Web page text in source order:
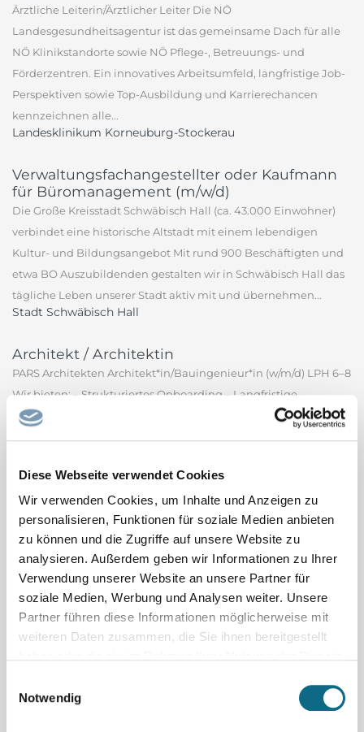
Diese Webseite verwendet Cookies
Wir verwenden Cookies, um Inhalte und Anzeigen zu
personalisieren, Funktionen für soziale Medien anbieten
zu können und die Zugriffe auf unsere Website zu
analysieren. Außerdem geben wir Informationen zu Ihrer
Verwendung unserer Website an unsere Partner für
soziale Medien, Werbung und Analysen weiter. Unsere
Partner führen diese Informationen möglicherweise mit
weiteren Daten zusammen, die Sie ihnen bereitgestellt
Notwendig
Ärztliche Leiterin/Ärztlicher Leiter Die NÖ
Landesgesundheitsagentur ist das gemeinsame Dach für alle
NÖ Klinikstandorte sowie NÖ Pflege-, Betreuungs- und
Förderzentren. Ein innovatives Arbeitsumfeld, langfristige Job-
Perspektiven sowie Top-Ausbildung und Karrierechancen
kennzeichnen alle...
Landesklinikum Korneuburg-Stockerau
Verwaltungsfachangestellter oder Kaufmann
für Büromanagement (m/w/d)
Die Große Kreisstadt Schwäbisch Hall (ca. 43.000 Einwohner)
verbindet eine historische Altstadt mit einem lebendigen
Kultur- und Bildungsangebot Mit rund 900 Beschäftigten und
etwa BO Auszubildenden gestalten wir in Schwäbisch Hall das
tägliche Leben unserer Stadt aktiv mit und übernehmen...
Stadt Schwäbisch Hall
Architekt / Architektin
PARS Architekten Architekt*in/Bauingenieur*in (w/m/d) LPH 6–8
Wir bieten: – Strukturiertes Onboarding – Langfristige
Perspektive – Stärkung deiner Kompetenzen –
Aufgaben & Perspektiven: – Der Bau...
PARS Architekten GmbH
Spitalfacharzt / Spitalfachärztin Pädiatrie
Oberarzt oder Spitalfacharzt (m/w/d) 60 - 100% (Psychiatrie oder
Pädiatrie) Heilpädagogisch-Psychiatrische Fachstelle (HPF)
Bereich Kinder und Jugend mit Störung der intellektuellen
Entwicklung, Klinik Luzern Per 1. November 2026 oder nach
Vereinbarung Ihre Aufgaben - Ambulante Tätigkeit im...
Co-Chefarzt / Chefärztin mit Option Chefarzt /